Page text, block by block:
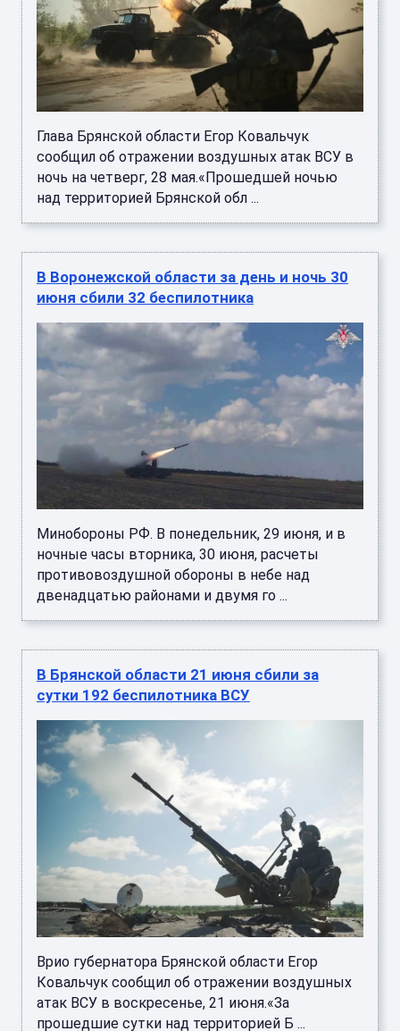
Глава Брянской области Егор Ковальчук
сообщил об отражении воздушных атак ВСУ в
ночь на четверг, 28 мая.«Прошедшей ночью
над территорией Брянской обл ...
В Воронежской области за день и ночь 30
июня сбили 32 беспилотника
Минобороны РФ. В понедельник, 29 июня, и в
ночные часы вторника, 30 июня, расчеты
противовоздушной обороны в небе над
двенадцатью районами и двумя го ...
В Брянской области 21 июня сбили за
сутки 192 беспилотника ВСУ
Врио губернатора Брянской области Егор
Ковальчук сообщил об отражении воздушных
атак ВСУ в воскресенье, 21 июня.«За
прошедшие сутки над территорией Б ...